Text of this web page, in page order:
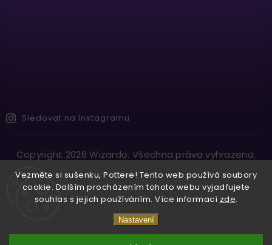
Vezměte si sušenku, Pottere! Tento web používá soubory
cookie. Dalším procházením tohoto webu vyjadřujete
souhlas s jejich používáním. Více informací zde.
Nastavení
Sledovat na Instagramu
Copyright 2026Wizardo. Všechna práva vyhrazena.
VytvořilShoptet| DesignShoptak.cz.